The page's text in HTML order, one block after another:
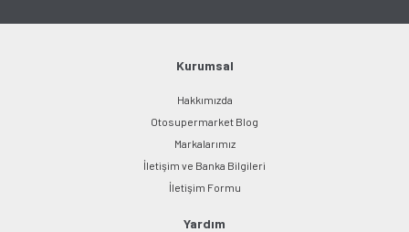
Kurumsal
Hakkımızda
Otosupermarket Blog
Markalarımız
İletişim ve Banka Bilgileri
İletişim Formu
Yardım